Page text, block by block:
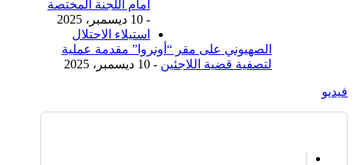
أمام اللجنة المختصة
- 10 ديسمبر، 2025
استيلاء الاحتلال
الصهيوني على مقر “أونروا” مقدمة عملية
لتصفية قضية اللاجئين - 10 ديسمبر، 2025
فيديو